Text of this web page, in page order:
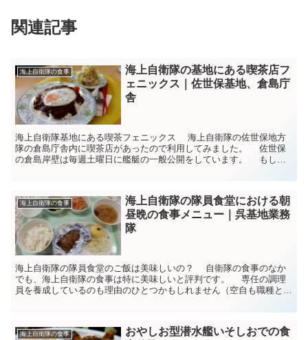
関連記事
海上自衛隊の食事
海上自衛隊の基地にある喫茶店フ
ェニックス｜佐世保基地、倉島庁
舎
海上自衛隊基地にある喫茶フェニックス 海上自衛隊の佐世保地方
隊の倉島庁舎内に喫茶店があったので利用してみました。 佐世保
の倉島岸壁は毎週土曜日に艦艇の一般公開をしています。 もしそ
海上自衛隊の食事
海上自衛隊の隊員食堂における朝
昼晩の食事メニュー｜呉基地業務
隊
海上自衛隊の隊員食堂のご飯は美味しいの？ 自衛隊の食事のなか
でも、海上自衛隊の食事は特に美味しいと評判です。 専任の調理
員を養成しているのも理由のひとつかもしれません（空自も職種とし
海上自衛隊の食事
おやしお型潜水艦いそしおでの食